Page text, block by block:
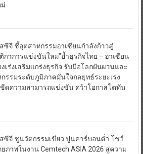
สซีจี ชี้อุตสาหกรรมอาเซียนกำลังก้าวสู่
กาการแข่งขันใหม่”ย้ำธุรกิจไทย – อาเซียน
งเร่งเสริมแกร่งธุรกิจ รับมือโลกผันผวนและ
รรมระดับภูมิภาคมั่นใจกลยุทธ์ระยะเร่ง
ขีดความสามารถแข่งขัน คว้าโอกาสโตทัน
สซีจี ชูนวัตกรรมเขียว ปูนคาร์บอนต่ำ โชว์
ภาพในงาน Cemtech ASIA 2026 สู่ความ